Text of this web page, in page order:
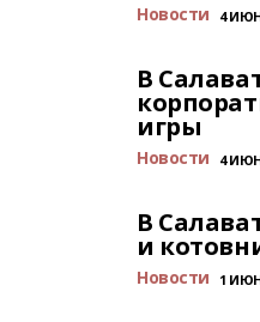
Новости 4
В
игры
Новости 4
В
и
Новости 1